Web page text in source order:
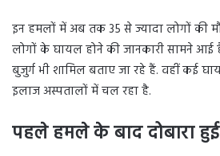
इन हमलों में अब तक 35 से ज्यादा लोगों की
लोगों के घायल होने की जानकारी सामने
बुजुर्ग भी शामिल बताए जा रहे हैं. वहीं कई
इलाज अस्पतालों में चल रहा है.
पहले हमले के बाद दोबारा हुई